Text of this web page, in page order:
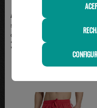
ADIDAS
short adidas hombne con
cremallera negro/blanco
35.00€